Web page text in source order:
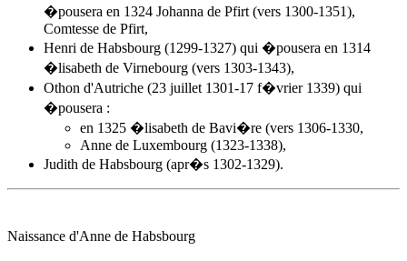
�pousera en 1324 Johanna de Pfirt (vers 1300-1351),
Comtesse de Pfirt,
Henri de Habsbourg (1299-1327) qui �pousera en 1314
�lisabeth de Virnebourg (vers 1303-1343),
Othon d'Autriche (23 juillet 1301-17 f�vrier 1339) qui
�pousera :
en 1325 �lisabeth de Bavi�re (vers 1306-1330,
Anne de Luxembourg (1323-1338),
Judith de Habsbourg (apr�s 1302-1329).
Naissance d'Anne de Habsbourg